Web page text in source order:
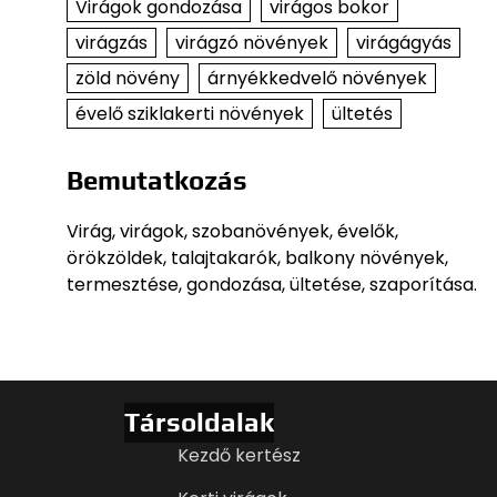
Virágok gondozása
virágos bokor
virágzás
virágzó növények
virágágyás
zöld növény
árnyékkedvelő növények
évelő sziklakerti növények
ültetés
Bemutatkozás
Virág, virágok, szobanövények, évelők,
örökzöldek, talajtakarók, balkony növények,
termesztése, gondozása, ültetése, szaporítása.
Társoldalak
Kezdő kertész